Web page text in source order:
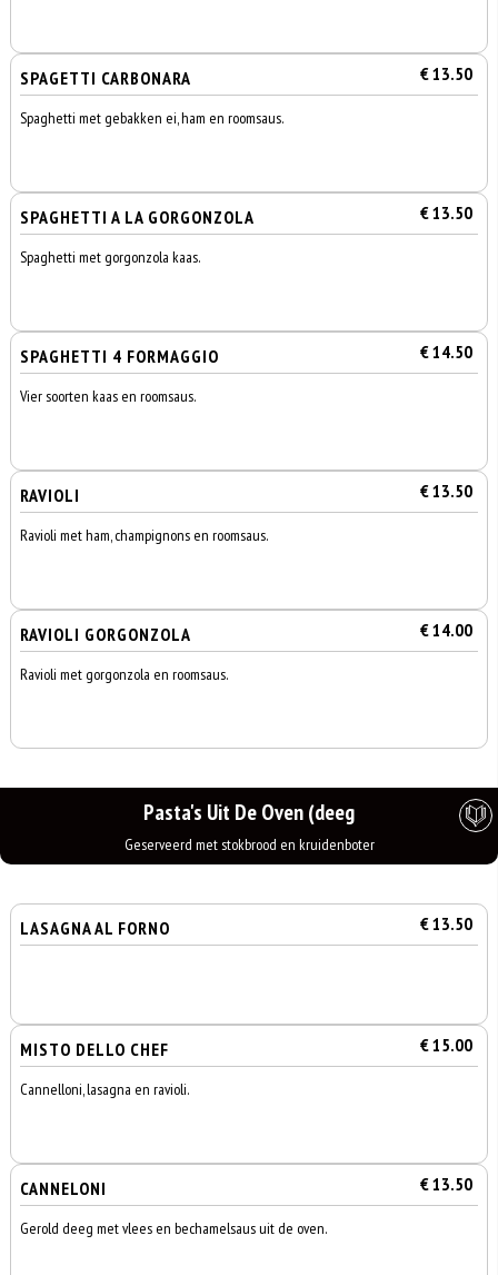
SPAGETTI CARBONARA € 13.50
Spaghetti met gebakken ei, ham en roomsaus.
SPAGHETTI A LA GORGONZOLA € 13.50
Spaghetti met gorgonzola kaas.
SPAGHETTI 4 FORMAGGIO € 14.50
Vier soorten kaas en roomsaus.
RAVIOLI € 13.50
Ravioli met ham, champignons en roomsaus.
RAVIOLI GORGONZOLA € 14.00
Ravioli met gorgonzola en roomsaus.
Pasta's Uit De Oven (deeg
Geserveerd met stokbrood en kruidenboter
LASAGNA AL FORNO € 13.50
MISTO DELLO CHEF € 15.00
Cannelloni, lasagna en ravioli.
CANNELONI € 13.50
Gerold deeg met vlees en bechamelsaus uit de oven.